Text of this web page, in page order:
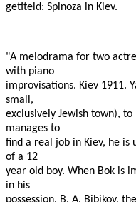
getiteld: Spinoza in Kiev.
"A melodrama for two
with piano
improvisations. Kiev 1911.
small,
exclusively Jewish town),
manages to
find a real job in Kiev, he
of a 12
year old boy. When Bok is
in his